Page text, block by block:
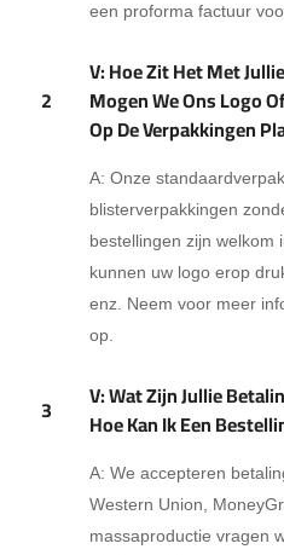
een proforma factuur
2
V: Hoe Zit Het Met
Mogen We Ons Logo
Op De Verpakkingen
A: Onze
blisterverpakkingen
bestellingen zijn welkom
kunnen uw logo erop
enz. Neem voor meer
op.
3
V: Wat Zijn Jullie
Hoe Kan Ik Een
A: We accepteren
Western Union,
massaproductie vragen